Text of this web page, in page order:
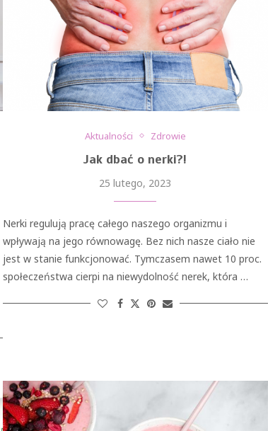
Aktualności Zdrowie
Jak dbać o nerki?!
25 lutego, 2023
Nerki regulują pracę całego naszego organizmu i
wpływają na jego równowagę. Bez nich nasze ciało nie
jest w stanie funkcjonować. Tymczasem nawet 10 proc.
społeczeństwa cierpi na niewydolność nerek, która …